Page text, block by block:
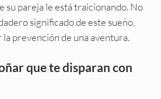
su pareja le está traicionando. No
significado de este sueño,
prevención de una aventura.
que te disparan con